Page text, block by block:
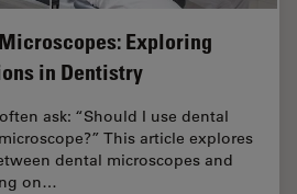
Exploring
in Dentistry
ask: “Should I use dental
This article explores
dental microscopes and
on…